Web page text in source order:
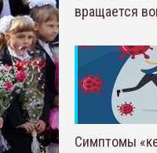
вращается
Симптомы